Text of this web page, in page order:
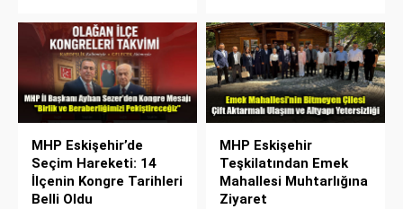
MHP Eskişehir’de
Seçim Hareketi: 14
İlçenin Kongre Tarihleri
Belli Oldu
MHP Eskişehir
Teşkilatından Emek
Mahallesi Muhtarlığına
Ziyaret